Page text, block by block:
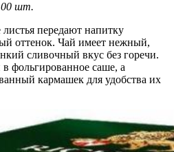
шт.
передают напитку
оттенок. Чай имеет нежный,
сливочный вкус без горечи.
фольгированное саше, а
кармашек для удобства их